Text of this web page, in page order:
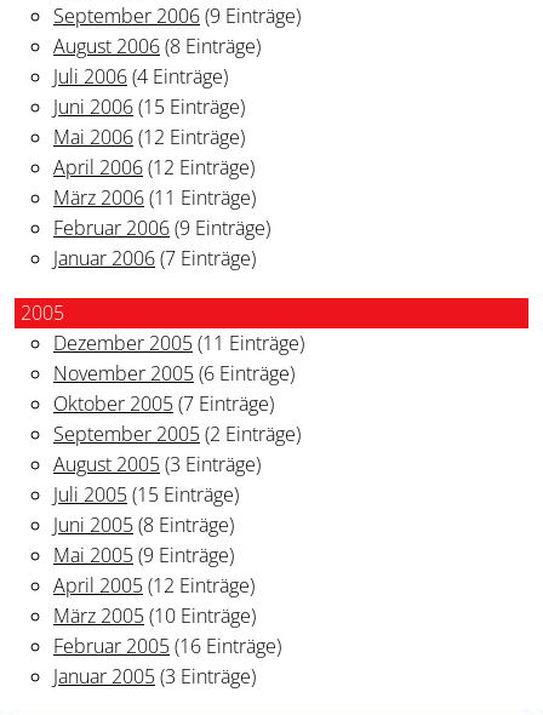
September 2006(9 Einträge)
August 2006(8 Einträge)
Juli 2006(4 Einträge)
Juni 2006(15 Einträge)
Mai 2006(12 Einträge)
April 2006(12 Einträge)
März 2006(11 Einträge)
Februar 2006(9 Einträge)
Januar 2006(7 Einträge)
2005
Dezember 2005(11 Einträge)
November 2005(6 Einträge)
Oktober 2005(7 Einträge)
September 2005(2 Einträge)
August 2005(3 Einträge)
Juli 2005(15 Einträge)
Juni 2005(8 Einträge)
Mai 2005(9 Einträge)
April 2005(12 Einträge)
März 2005(10 Einträge)
Februar 2005(16 Einträge)
Januar 2005(3 Einträge)